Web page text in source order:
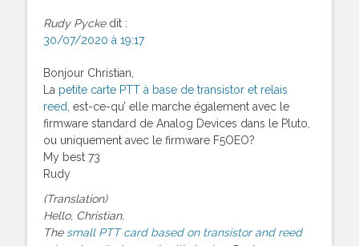
Rudy Pycke dit :
30/07/2020 à 19:17
Bonjour Christian,
La petite carte PTT à base de transistor et relais
reed , est-ce-qu’ elle marche également avec le
firmware standard de Analog Devices dans le Pluto,
ou uniquement avec le firmware F5OEO?
My best 73
Rudy
(Translation)
Hello, Christian,
The small PTT card based on transistor and reed